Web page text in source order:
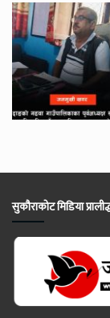
सुकौराकोट मिडिया